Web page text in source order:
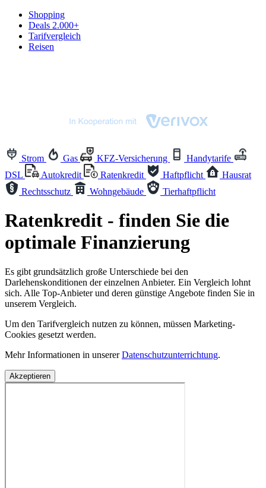
Shopping
Deals 2.000+
Tarifvergleich
Reisen
Strom Gas KFZ-Versicherung
Handytarife
DSL
Autokredit Ratenkredit Haftpflicht
Hausrat
Rechtsschutz
Wohngebäude Tierhaftpflicht
Ratenkredit - finden Sie die
optimale Finanzierung
Es gibt grundsätzlich große Unterschiede bei den
Darlehenskonditionen der einzelnen Anbieter. Ein Vergleich lohnt
sich. Alle Top-Anbieter und deren günstige Angebote finden Sie in
unserem Vergleich.
Um den Tarifvergleich nutzen zu können, müssen Marketing-
Cookies gesetzt werden.
Mehr Informationen in unsererDatenschutzunterrichtung.
Akzeptieren